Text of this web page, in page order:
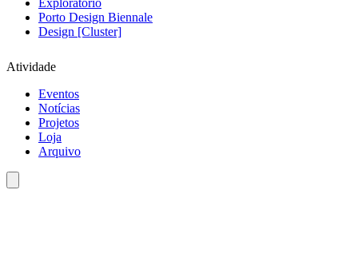
Exploratório
Porto Design Biennale
Design [Cluster]
Atividade
Eventos
Notícias
Projetos
Loja
Arquivo